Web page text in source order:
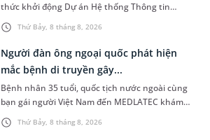
Thứ Bảy, 8 tháng 8, 2026
thức khởi động Dự án Hệ thống Thông tin
Quản lý Bệnh viện (HIS - Hospital Information
System) giai đoạn mới. Dự á...
Thứ Bảy, 8 tháng 8, 2026
Người đàn ông ngoại quốc phát hiện
mắc bệnh di truyền gây...
Bệnh nhân 35 tuổi, quốc tịch nước ngoài cùng
bạn gái người Việt Nam đến MEDLATEC khám
sức khỏe tiền hôn nhân. Qua thăm khám và
làm các xét nghiệm chuyên sâu,...